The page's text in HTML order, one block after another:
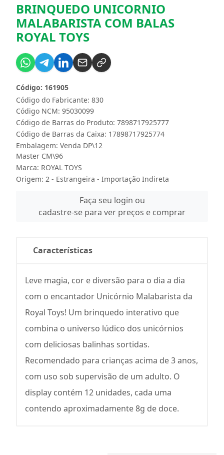
BRINQUEDO UNICORNIO
MALABARISTA COM BALAS
ROYAL TOYS
Código do Fabricante: 830
Código: 161905
Código NCM: 95030099
Código de Barras do Produto: 7898717925777
Código de Barras da Caixa: 17898717925774
Embalagem: Venda DP\12
Master CM\96
Marca: ROYAL TOYS
Origem: 2 - Estrangeira - Importação Indireta
Faça seu login ou
cadastre-se para ver preços e comprar
Características
Leve magia, cor e diversão para o dia a dia
com o encantador Unicórnio Malabarista da
Royal Toys! Um brinquedo interativo que
combina o universo lúdico dos unicórnios
com deliciosas balinhas sortidas.
Recomendado para crianças acima de 3 anos,
com uso sob supervisão de um adulto. O
display contém 12 unidades, cada uma
contendo aproximadamente 8g de doce.